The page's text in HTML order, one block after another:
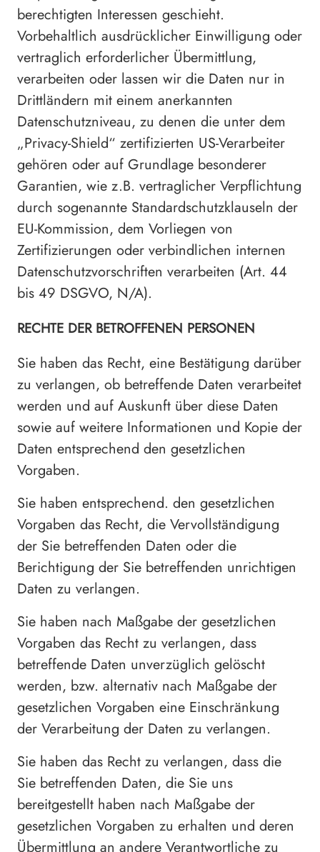
berechtigten Interessen geschieht.
Vorbehaltlich ausdrücklicher Einwilligung oder
vertraglich erforderlicher Übermittlung,
verarbeiten oder lassen wir die Daten nur in
Drittländern mit einem anerkannten
Datenschutzniveau, zu denen die unter dem
„Privacy-Shield“ zertifizierten US-Verarbeiter
gehören oder auf Grundlage besonderer
Garantien, wie z.B. vertraglicher Verpflichtung
durch sogenannte Standardschutzklauseln der
EU-Kommission, dem Vorliegen von
Zertifizierungen oder verbindlichen internen
Datenschutzvorschriften verarbeiten (Art. 44
bis 49 DSGVO, N/A).
RECHTE DER BETROFFENEN PERSONEN
Sie haben das Recht, eine Bestätigung darüber
zu verlangen, ob betreffende Daten verarbeitet
werden und auf Auskunft über diese Daten
sowie auf weitere Informationen und Kopie der
Daten entsprechend den gesetzlichen
Vorgaben.
Sie haben entsprechend. den gesetzlichen
Vorgaben das Recht, die Vervollständigung
der Sie betreffenden Daten oder die
Berichtigung der Sie betreffenden unrichtigen
Daten zu verlangen.
Sie haben nach Maßgabe der gesetzlichen
Vorgaben das Recht zu verlangen, dass
betreffende Daten unverzüglich gelöscht
werden, bzw. alternativ nach Maßgabe der
gesetzlichen Vorgaben eine Einschränkung
der Verarbeitung der Daten zu verlangen.
Sie haben das Recht zu verlangen, dass die
Sie betreffenden Daten, die Sie uns
bereitgestellt haben nach Maßgabe der
gesetzlichen Vorgaben zu erhalten und deren
Übermittlung an andere Verantwortliche zu